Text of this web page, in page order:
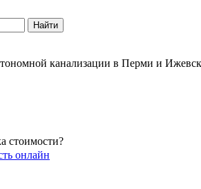
канализации в Перми и
стоимости?
онлайн